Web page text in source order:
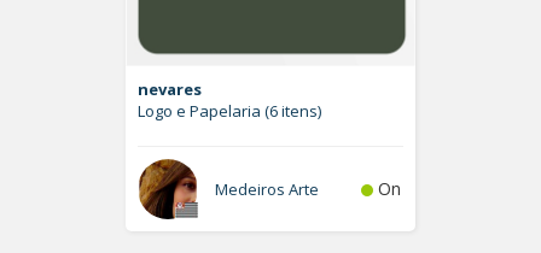
nevares
Logo e Papelaria (6 itens)
Medeiros Arte On